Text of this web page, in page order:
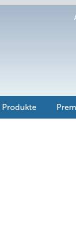
Produkte